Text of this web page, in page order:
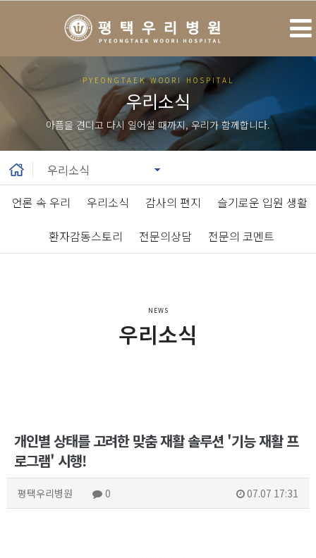
PYEONGTAEK WOORI HOSPITAL
우리소식
아픔을 견디고 다시 일어설 때까지, 우리가 함께합니다.
언론 속 우리 우리소식 감사의 편지 슬기로운 입원 생활
환자감동스토리
전문의상담 전문의 코멘트
NEWS
우리소식
개인별 상태를 고려한 맞춤 재활 솔루션 '기능 재활 프
로그램' 시행!
평택우리병원 0 07.07 17:31